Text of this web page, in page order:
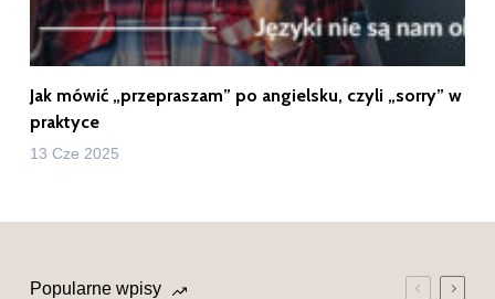
Jak mówić „przepraszam” po angielsku, czyli „sorry” w
praktyce
13 Cze 2025
Popularne wpisy